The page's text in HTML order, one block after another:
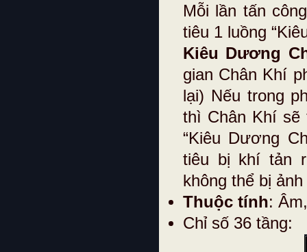
Mỗi lần tấn
tiêu 1 luồng
Kiêu Dương
gian Chân Khí
lại) Nếu trong
thì Chân Khí sẽ
“Kiêu Dương
tiêu bị khí tản
không thể bị
Thuộc tính:
Chỉ số 36 tầng: